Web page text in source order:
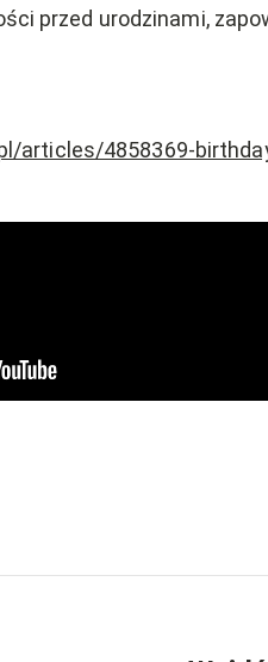
przed urodzinami,
articles/4858369-